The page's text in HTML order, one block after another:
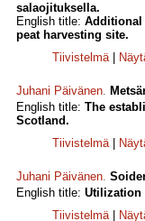
salaojituksella.
English title: Additional
peat harvesting site.
Tiivistelmä|
Juhani Päivänen.
English title: The
Scotland.
Tiivistelmä|
Juhani Päivänen.
English title: Utilization
Tiivistelmä|